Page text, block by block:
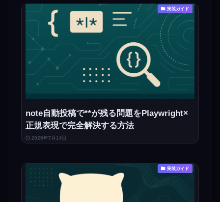
実装ガイド
note自動投稿で**が残る問題をPlaywright×
正規表現で完全解決する方法
2026年7月14日
実装ガイド